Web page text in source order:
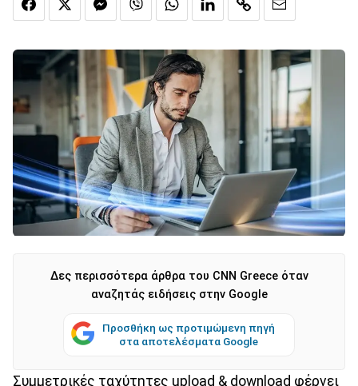
Δες περισσότερα άρθρα του CNN Greece όταν
αναζητάς ειδήσεις στην Google
Προσθήκη ως προτιμώμενη πηγή
στα αποτελέσματα Google
Συμμετρικές ταχύτητες upload & download φέρνει